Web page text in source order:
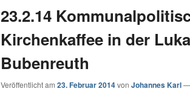
23.2.14
Kirchenkaffee in der
Bubenreuth
Veröffentlicht am23. Februar 2014vonJohannes Karl